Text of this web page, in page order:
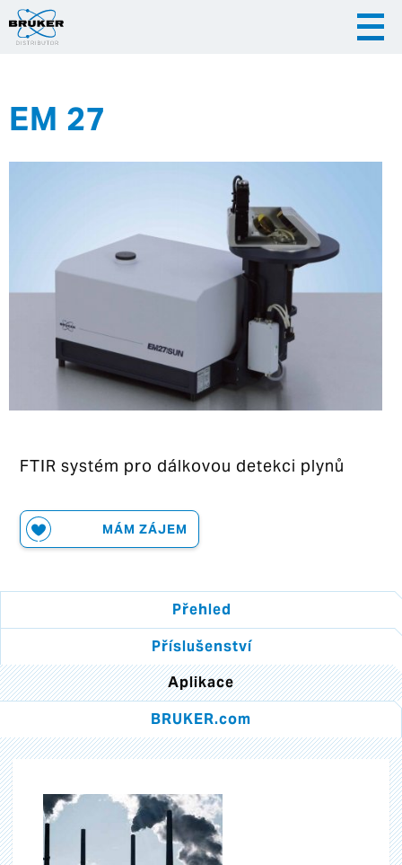
Hrvatska
EM 27
FTIR systém pro dálkovou detekci plynů
MÁM ZÁJEM
Přehled
Příslušenství
Aplikace
BRUKER.com